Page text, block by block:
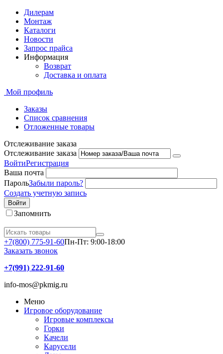
Дилерам
Монтаж
Каталоги
Новости
Запрос прайса
Информация
Возврат
Доставка и оплата
Мой профиль
Заказы
Список сравнения
Отложенные товары
Отслеживание заказа
Отслеживание заказа
ВойтиРегистрация
Ваша почта
ПарольЗабыли пароль?
Создать учетную запись
Войти
Запомнить
+7(800) 775-91-60Пн-Пт: 9:00-18:00
Заказать звонок
+7(991) 222-91-60
info-mos@pkmig.ru
Меню
Игровое оборудование
Игровые комплексы
Горки
Качели
Карусели